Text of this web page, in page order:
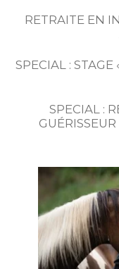
RETRAITE EN
SPECIAL :
SPECIAL :